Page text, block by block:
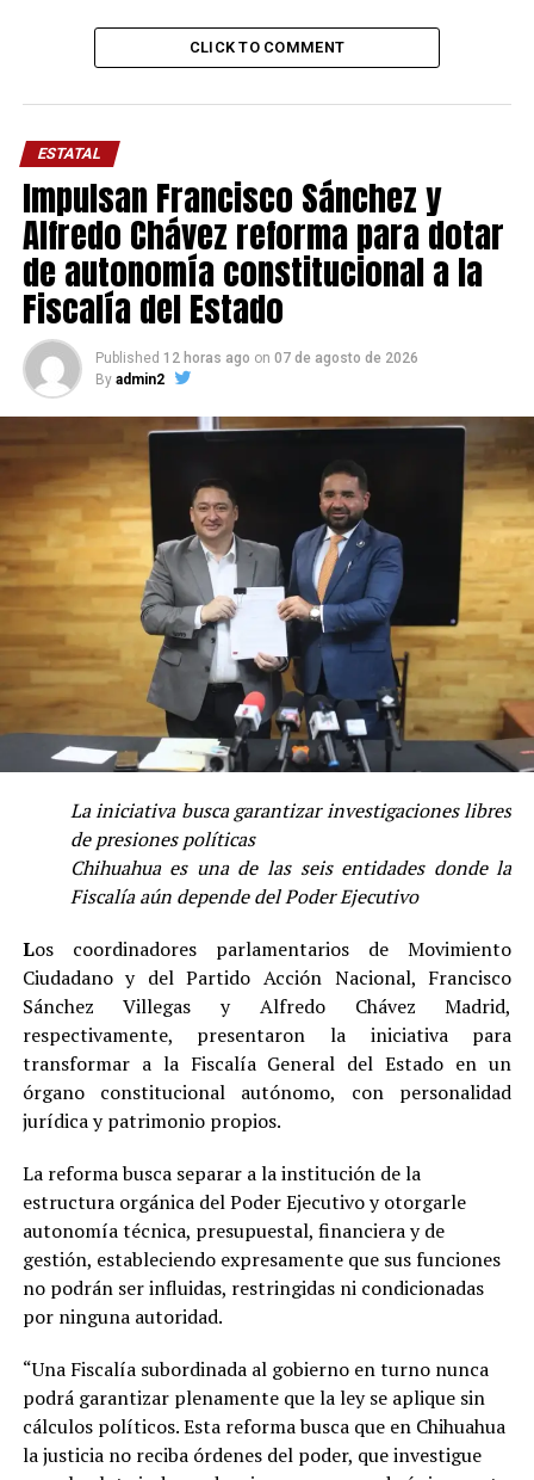
CLICK TO COMMENT
ESTATAL
Impulsan Francisco Sánchez y
Alfredo Chávez reforma para dotar
de autonomía constitucional a la
Fiscalía del Estado
Published 12 horas ago on 07 de agosto de 2026
By admin2
La iniciativa busca garantizar investigaciones libres
de presiones políticas
Chihuahua es una de las seis entidades donde la
Fiscalía aún depende del Poder Ejecutivo
Los coordinadores parlamentarios de Movimiento
Ciudadano y del Partido Acción Nacional, Francisco
Sánchez Villegas y Alfredo Chávez Madrid,
respectivamente, presentaron la iniciativa para
transformar a la Fiscalía General del Estado en un
órgano constitucional autónomo, con personalidad
jurídica y patrimonio propios.
La reforma busca separar a la institución de la
estructura orgánica del Poder Ejecutivo y otorgarle
autonomía técnica, presupuestal, financiera y de
gestión, estableciendo expresamente que sus funciones
no podrán ser influidas, restringidas ni condicionadas
por ninguna autoridad.
“Una Fiscalía subordinada al gobierno en turno nunca
podrá garantizar plenamente que la ley se aplique sin
cálculos políticos. Esta reforma busca que en Chihuahua
la justicia no reciba órdenes del poder, que investigue